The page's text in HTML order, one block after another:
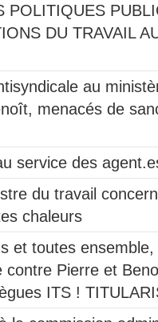
POLITIQUES
DU TRAVAIL
au
menacés de
service des
du travail
chaleurs
et toutes
contre Pierre et
ITS !